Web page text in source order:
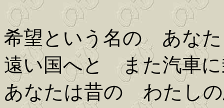
希望という名の あな
遠い国へと また汽車
あなたは昔の わたし